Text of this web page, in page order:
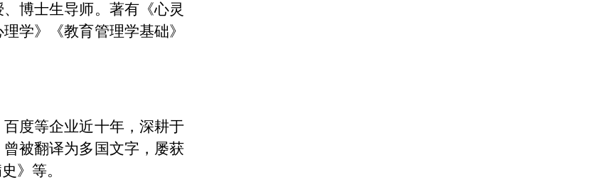
博士生导师。著有《心灵
学》《教育管理学基础》
度等企业近十年，深耕于
被翻译为多国文字，屡获
》等。